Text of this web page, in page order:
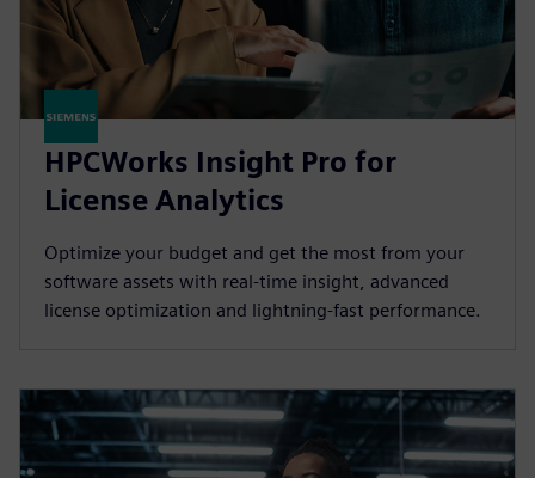
HPCWorks Insight Pro for
License Analytics
Optimize your budget and get the most from your
software assets with real-time insight, advanced
license optimization and lightning-fast performance.